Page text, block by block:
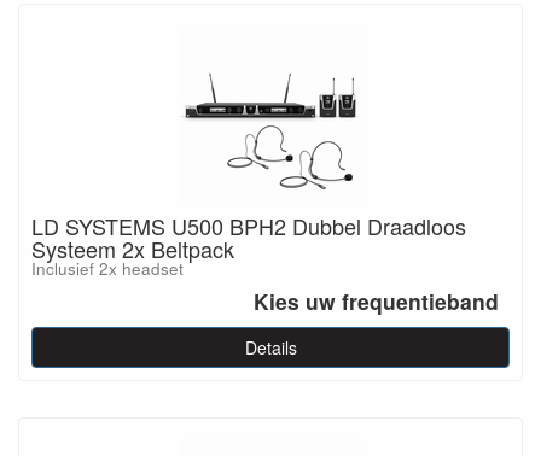
LD SYSTEMS U500 BPH2 Dubbel Draadloos
Systeem 2x Beltpack
Inclusief 2x headset
Kies uw frequentieband
Details